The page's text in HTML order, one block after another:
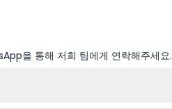
을 통해 저희 팀에게 연락해주세요.